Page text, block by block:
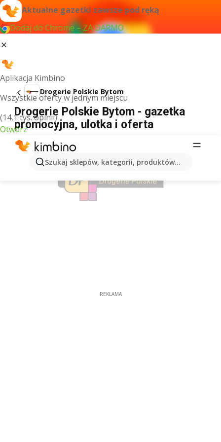
Aktualne gazetki zawsze pod ręką
Dodaj do Chrome – ZA DARMO
Aplikacja Kimbino
Wszystkie oferty w jednym miejscu
(14,1 tys. opinii)
Otwórz
Szukaj sklepów, kategorii, produktów...
Drogerie Polskie Bytom
Drogerie Polskie Bytom - gazetka
promocyjna, ulotka i oferta
REKLAMA